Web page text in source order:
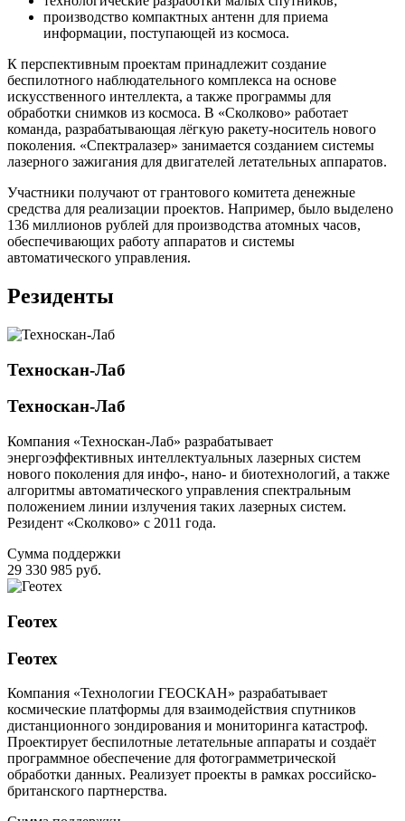
производство компактных антенн для приема
информации, поступающей из космоса.
К перспективным проектам принадлежит создание
беспилотного наблюдательного комплекса на основе
искусственного интеллекта, а также программы для
обработки снимков из космоса. В «Сколково» работает
команда, разрабатывающая лёгкую ракету-носитель нового
поколения. «Спектралазер» занимается созданием системы
лазерного зажигания для двигателей летательных аппаратов.
Участники получают от грантового комитета денежные
средства для реализации проектов. Например, было выделено
136 миллионов рублей для производства атомных часов,
обеспечивающих работу аппаратов и системы
автоматического управления.
Резиденты
Техноскан-Лаб
Техноскан-Лаб
Компания «Техноскан-Лаб» разрабатывает
энергоэффективных интеллектуальных лазерных систем
нового поколения для инфо-, нано- и биотехнологий, а также
алгоритмы автоматического управления спектральным
положением линии излучения таких лазерных систем.
Резидент «Сколково» с 2011 года.
Сумма поддержки
29 330 985 руб.
Геотех
Геотех
Компания «Технологии ГЕОСКАН» разрабатывает
космические платформы для взаимодействия спутников
дистанционного зондирования и мониторинга катастроф.
Проектирует беспилотные летательные аппараты и создаёт
программное обеспечение для фотограмметрической
обработки данных. Реализует проекты в рамках российско-
британского партнерства.